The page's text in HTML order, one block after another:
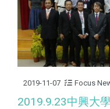
2019-11-07 Focus
2019.9.23中興大